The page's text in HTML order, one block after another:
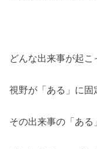
どんな出来事が起こ
視野が「ある」に固
その出来事の「ある